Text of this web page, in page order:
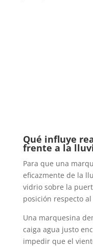
Qué influye
frente a la
Para que una
eficazmente de la
vidrio sobre la
posición respecto
Una marquesina
caiga agua justo
impedir que el